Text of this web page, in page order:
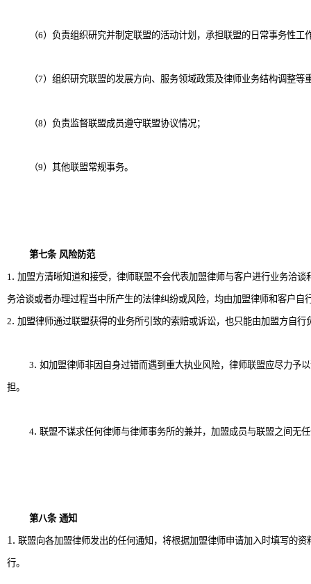
（6）负责组织研究并制定联盟的活动计划，承担联盟的日常事务性工
（7）组织研究联盟的发展方向、服务领域政策及律师业务结构调整等
（8）负责监督联盟成员遵守联盟协议情况；
（9）其他联盟常规事务。
第七条 风险防范
1. 加盟方清晰知道和接受，律师联盟不会代表加盟律师与客户进行业务洽
务洽谈或者办理过程当中所产生的法律纠纷或风险，均由加盟律师和客户自
2. 加盟律师通过联盟获得的业务所引致的索赔或诉讼，也只能由加盟方自行
3. 如加盟律师非因自身过错而遇到重大执业风险，律师联盟应尽力予
担。
4. 联盟不谋求任何律师与律师事务所的兼并，加盟成员与联盟之间无
第八条 通知
1. 联盟向各加盟律师发出的任何通知，将根据加盟律师申请加入时填写的
行。